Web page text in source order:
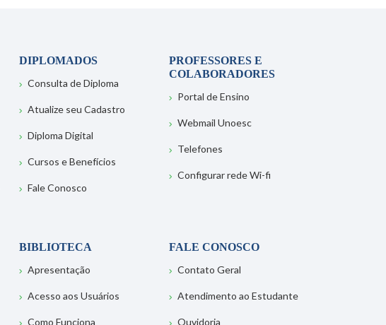
DIPLOMADOS
Consulta de Diploma
Atualize seu Cadastro
Diploma Digital
Cursos e Benefícios
Fale Conosco
PROFESSORES E
COLABORADORES
Portal de Ensino
Webmail Unoesc
Telefones
Configurar rede Wi-fi
BIBLIOTECA
Apresentação
Acesso aos Usuários
Como Funciona
FALE CONOSCO
Contato Geral
Atendimento ao Estudante
Ouvidoria